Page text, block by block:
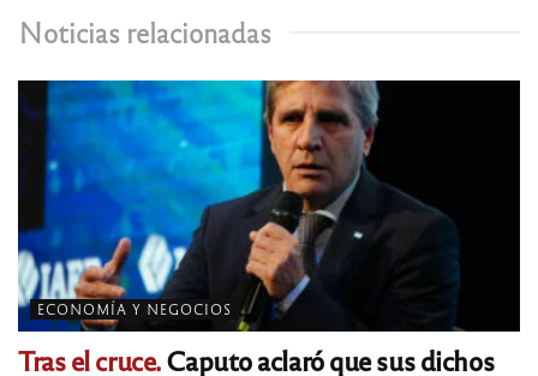
Noticias relacionadas
ECONOMÍA Y NEGOCIOS
Tras el cruce.Caputo aclaró que sus dichos